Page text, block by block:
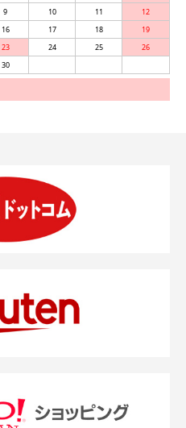
9 10 11
12
16 17 18
19
23 24 25
26
30